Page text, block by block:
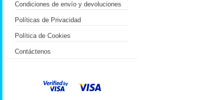
Condiciones de envío y devoluciones
Políticas de Privacidad
Política de Cookies
Contáctenos